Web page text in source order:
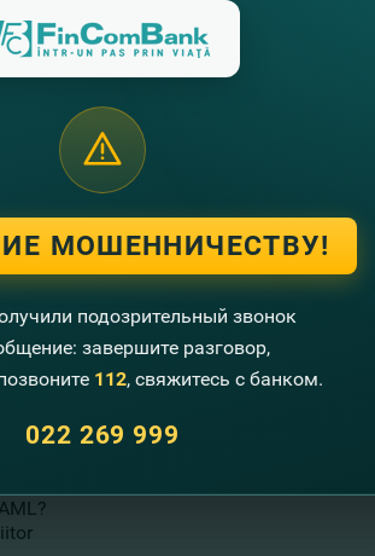
organizaţiile de creditare
entităţile de audit, avocaţii şi notarii în
proprii pentru prevenirea şi
continuu de instruire a angajaţilor
măsurile de precauţie în relaţiile cu
companiile care trebuie să cunoască şi
în care acesta este combinat cu
AML
& Security Intelligence
conformităţii şi securităţii prin
securitate
organizaţiilor de business şi al camerelor
МОШЕННИЧЕСТВУ!
подозрительный звонок
завершите разговор,
112, свяжитесь с банком.
022 269 999